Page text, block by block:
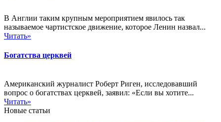
В Англии таким крупным мероприятием явилось так
называемое чартистское движение, которое Ленин назвал...
Читать»
Богатства церквей
Американский журналист Роберт Риген, исследовавший
вопрос о богатствах церквей, заявил: «Если вы хотите...
Читать»
Новые статьи